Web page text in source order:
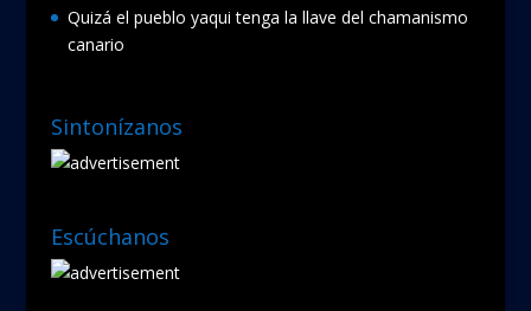
Quizá el pueblo yaqui tenga la llave del chamanismo
canario
Sintonízanos
Escúchanos